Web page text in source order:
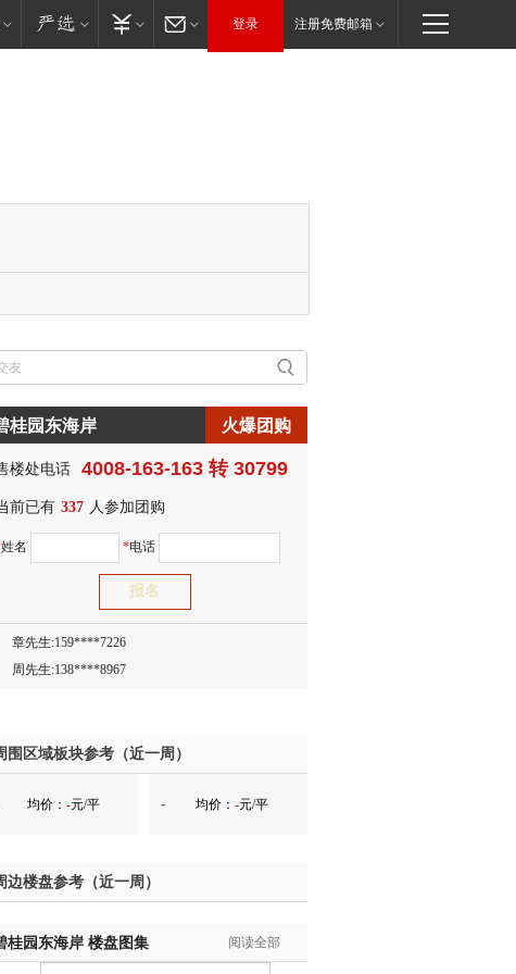
登录 注册免费邮箱
桂园东海岸 火爆团购
楼处电话 4008-163-163 转 30799
前已有 337 人参加团购
姓名 *电话
胡先生:150****0731
邓先生:138****8083
蒋女士:186****7681
杨先生:134****5158
章先生:159****7226
周先生:138****8967
谢女士:135****3735
魏女士:138****0324
吴先生:139****9780
魏女士:183****9105
吴小姐:139****6438
钱先生:139****7316
围区域板块参考（近一周）
均价： -元/平 - 均价： -元/平
边楼盘参考（近一周）
桂园东海岸 楼盘图集 阅读全部